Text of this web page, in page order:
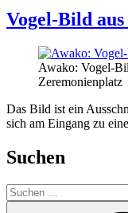
Vogel-Bild
Awako: Vogel-
Zeremonienplatz
Das Bild ist ein
sich am Eingang zu
Suchen
Suchen
nach: